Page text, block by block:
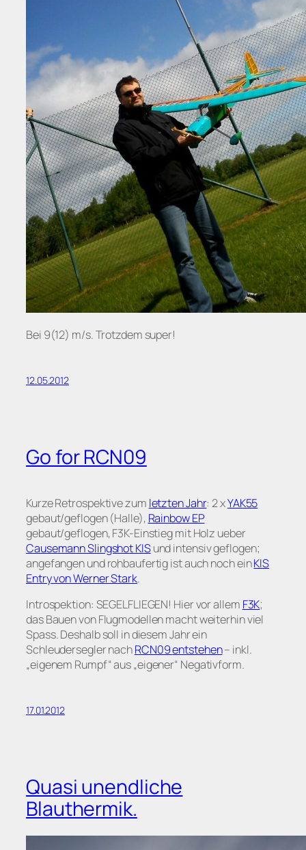
Bei 9(12) m/s. Trotzdem super!
12.05.2012
Go for RCN09
Kurze Retrospektive zum letzten Jahr: 2 xYAK55
gebaut/geflogen (Halle), Rainbow EP
gebaut/geflogen, F3K-Einstieg mit Holz ueber
Causemann Slingshot KISund intensiv geflogen;
angefangen und rohbaufertig ist auch noch einKIS
Entry von Werner Stark.
Introspektion: SEGELFLIEGEN! Hier vor allem F3K;
das Bauen von Flugmodellen macht weiterhin viel
Spass. Deshalb soll in diesem Jahr ein
Schleudersegler nachRCN09entstehen– inkl.
„eigenem Rumpf“ aus „eigener“ Negativform.
17.01.2012
Quasi unendliche
Blauthermik.